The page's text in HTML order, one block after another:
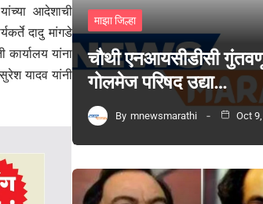
आदेशाची
दादु मांगडे
यांना
यादव यांनी
माझा जिल्हा
चौथी एनआयसीडीसी
गोलमेज परिषद उद्या…
By mnewsmarathi Oct